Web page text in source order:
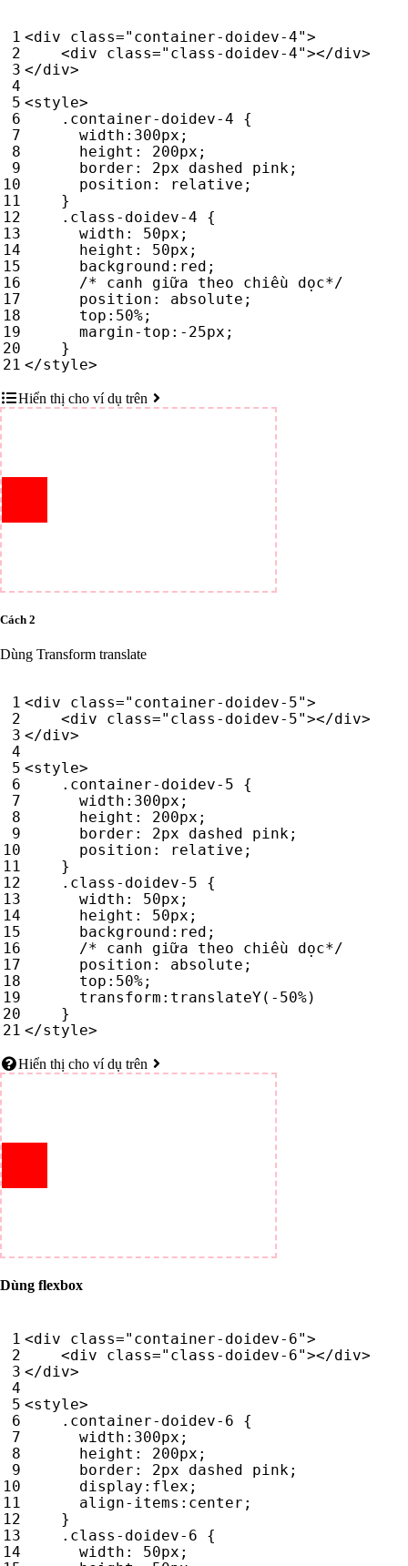
<div class="container-doidev-4">
<div class="class-doidev-4"></div>
</div>
<style>
. container-doidev-4
{
width : 300px ;
height : 200px ;
border : 2px dashed pink;
position : relative ;
}
. class-doidev-4
{
width : 50px ;
height : 50px ;
background : red ;
/* canh giữa theo chiều dọc*/
position : absolute ;
top : 50%;
margin-top : -25px ;
}
</style>
Hiển thị cho ví dụ trên
Cách 2
Dùng Transform translate
<div class="container-doidev-5">
<div class="class-doidev-5"></div>
</div>
<style>
. container-doidev-5
{
width : 300px ;
height : 200px ;
border : 2px dashed pink;
position : relative ;
}
. class-doidev-5
{
width : 50px ;
height : 50px ;
background : red ;
/* canh giữa theo chiều dọc*/
position : absolute ;
top : 50%;
transform : translateY( -50%)
}
</style>
Hiển thị cho ví dụ trên
Dùng flexbox
<div class="container-doidev-6">
<div class="class-doidev-6"></div>
</div>
<style>
. container-doidev-6
{
width : 300px ;
height : 200px ;
border : 2px dashed pink ;
display : flex ;
align-items : center ;
}
. class-doidev-6
{
width : 50px ;